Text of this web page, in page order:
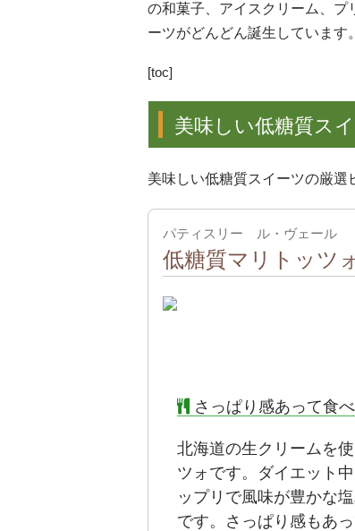
の和菓子、アイスクリーム、プ
ーツがどんどん誕生しています。
[toc]
美味しい低糖質ス
美味しい低糖質スイーツの厳選
パティスリー ル・ヴェール
低糖質マリトッツ
さっぱり感あって食
北海道の生クリームを
ツォです。ダイエット
ップリで風味が豊かな
です。さっぱり感もあ